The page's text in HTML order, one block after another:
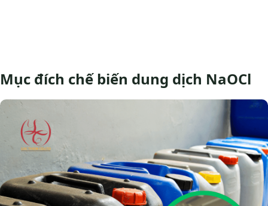
Mục đích chế biến dung dịch NaOCl